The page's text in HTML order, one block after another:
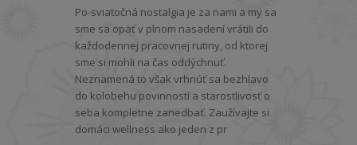
Po-sviatočná nostalgia je za nami a my sa
sme sa opäť v plnom nasadení vrátili do
každodennej pracovnej rutiny, od ktorej
sme si mohli na čas oddýchnuť.
Neznamená to však vrhnúť sa bezhlavo
do kolobehu povinností a starostlivosť o
seba kompletne zanedbať. Zaužívajte si
domáci wellness ako jeden z pr